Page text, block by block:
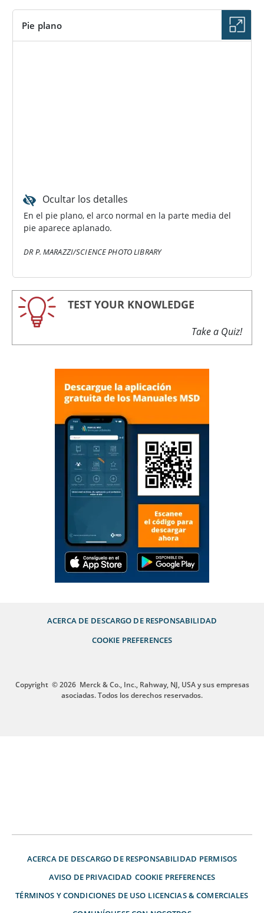
Pie plano
Ocultar los detalles
En el pie plano, el arco normal en la parte media del
pie aparece aplanado.
DR P. MARAZZI/SCIENCE PHOTO LIBRARY
TEST YOUR KNOWLEDGE
Take a Quiz!
ACERCA DE DESCARGO DE RESPONSABILIDAD
COOKIE PREFERENCES
Copyright © 2026 Merck & Co., Inc., Rahway, NJ, USA y sus empresas
asociadas. Todos los derechos reservados.
ACERCA DE DESCARGO DE RESPONSABILIDAD PERMISOS
AVISO DE PRIVACIDAD COOKIE PREFERENCES
TÉRMINOS Y CONDICIONES DE USO LICENCIAS & COMERCIALES